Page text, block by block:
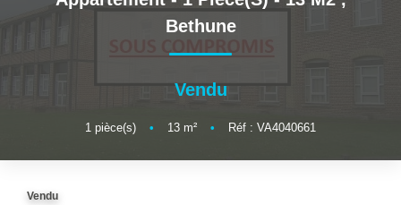
NOS AGENCES
Qui Sommes Nous
Nos Contacts
Bethune
Vendu
1 pièce(s) • 13 m² • Réf : VA4040661
Vendu